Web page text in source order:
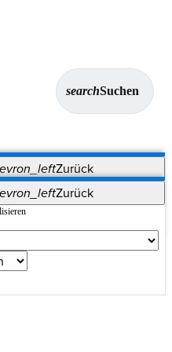
searchSuchen
Zurück
OrthoPedia Patient
Synergy-Bildgebung und -Resektion
Zurück